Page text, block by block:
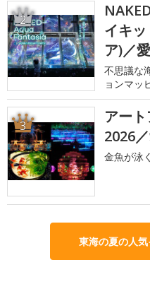
2
イキ
ア)／
不思議な
ョンマッ
3
アー
2026
金魚が泳
東海の夏の人